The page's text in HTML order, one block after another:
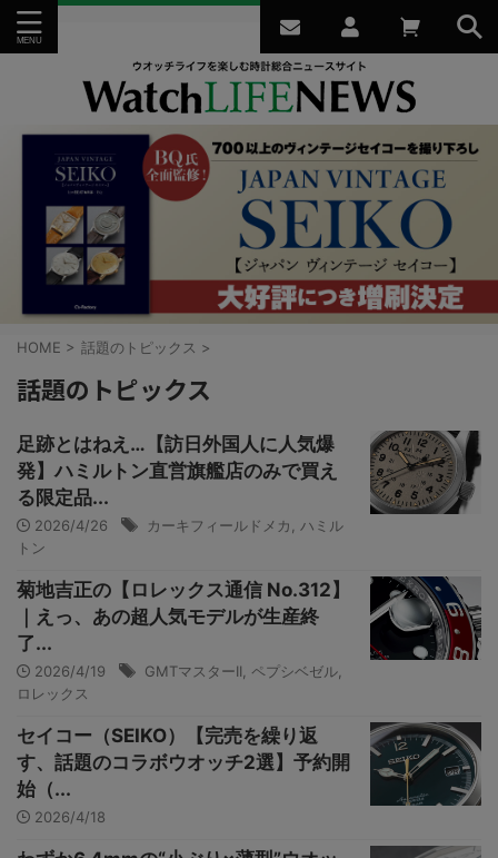
HOME > 話題のトピックス >
話題のトピックス
足跡とはねえ…【訪日外国人に人気爆
発】ハミルトン直営旗艦店のみで買え
る限定品...
2026/4/26 カーキフィールドメカ
ハミル
トン
菊地吉正の【ロレックス通信 No.312】
｜えっ、あの超人気モデルが生産終
了...
2026/4/19 GMTマスターII ペプシベゼル
ロレックス
セイコー（SEIKO）【完売を繰り返
す、話題のコラボウオッチ2選】予約開
始（...
2026/4/18